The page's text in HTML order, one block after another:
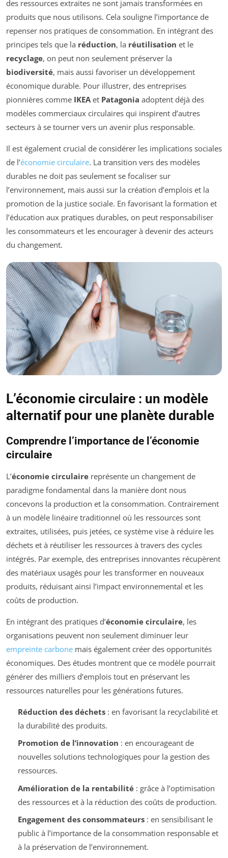
des ressources extraites ne sont jamais transformées en
produits que nous utilisons. Cela souligne l’importance de
repenser nos pratiques de consommation. En intégrant des
principes tels que la réduction, la réutilisation et le
recyclage, on peut non seulement préserver la
biodiversité, mais aussi favoriser un développement
économique durable. Pour illustrer, des entreprises
pionnières comme IKEAet Patagonia adoptent déjà des
modèles commerciaux circulaires qui inspirent d’autres
secteurs à se tourner vers un avenir plus responsable.
Il est également crucial de considérer les implications sociales
de l’économie circulaire. La transition vers des modèles
durables ne doit pas seulement se focaliser sur
l’environnement, mais aussi sur la création d’emplois et la
promotion de la justice sociale. En favorisant la formation et
l’éducation aux pratiques durables, on peut responsabiliser
les consommateurs et les encourager à devenir des acteurs
du changement.
L’économie circulaire : un modèle
alternatif pour une planète durable
Comprendre l’importance de l’économie
circulaire
L’économie circulaire représente un changement de
paradigme fondamental dans la manière dont nous
concevons la production et la consommation. Contrairement
à un modèle linéaire traditionnel où les ressources sont
extraites, utilisées, puis jetées, ce système vise à réduire les
déchets et à réutiliser les ressources à travers des cycles
intégrés. Par exemple, des entreprises innovantes récupèrent
des matériaux usagés pour les transformer en nouveaux
produits, réduisant ainsi l’impact environnemental et les
coûts de production.
En intégrant des pratiques d’économie circulaire, les
organisations peuvent non seulement diminuer leur
empreinte carbone mais également créer des opportunités
économiques. Des études montrent que ce modèle pourrait
générer des milliers d’emplois tout en préservant les
ressources naturelles pour les générations futures.
Réduction des déchets: en favorisant la recyclabilité et
la durabilité des produits.
Promotion de l’innovation : en encourageant de
nouvelles solutions technologiques pour la gestion des
ressources.
Amélioration de la rentabilité: grâce à l’optimisation
des ressources et à la réduction des coûts de production.
Engagement des consommateurs: en sensibilisant le
public à l’importance de la consommation responsable et
à la préservation de l’environnement.